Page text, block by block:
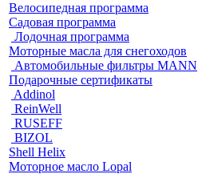
Велосипедная программа
Садовая программа
Лодочная программа
Моторные масла для снегоходов
Автомобильные фильтры MANN
Подарочные сертификаты
Addinol
ReinWell
RUSEFF
BIZOL
Shell Helix
Моторное масло Lopal